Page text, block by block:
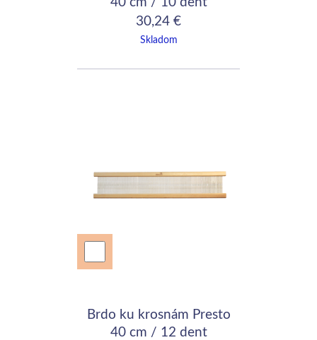
30,24 €
Skladom
Brdo ku krosnám Presto
40 cm / 12 dent